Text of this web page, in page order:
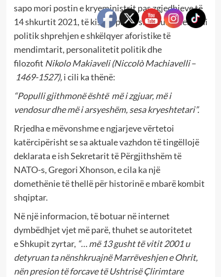
sapo mori postin e kryeministrit pas zgjedhjeve të
14 shkurtit 2021, të kishte pasur si busull orientimi
politik shprehjen e shkëlqyer aforistike të
mendimtarit, personalitetit politik dhe
filozofit Nikolo Makiaveli (Niccolò Machiavelli–
1469-1527),i cili ka thënë:
“Populli gjithmonë është më i zgjuar, më i
vendosur dhe më i arsyeshëm, sesa kryeshtetari”.
Rrjedha e mëvonshme e ngjarjeve vërtetoi
katërcipërisht se sa aktuale vazhdon të tingëllojë
deklarata e ish Sekretarit të Përgjithshëm të
NATO-s, Gregori Xhonson, e cila ka një
domethënie të thellë për historinë e mbarë kombit
shqiptar.
Në një informacion, të botuar në internet
dymbëdhjet vjet më parë, thuhet se autoritetet
e Shkupit zyrtar, “… më 13 gusht të vitit 2001 u
detyruan ta nënshkruajnë Marrëveshjen e Ohrit,
nën presion të forcave të Ushtrisë Çlirimtare